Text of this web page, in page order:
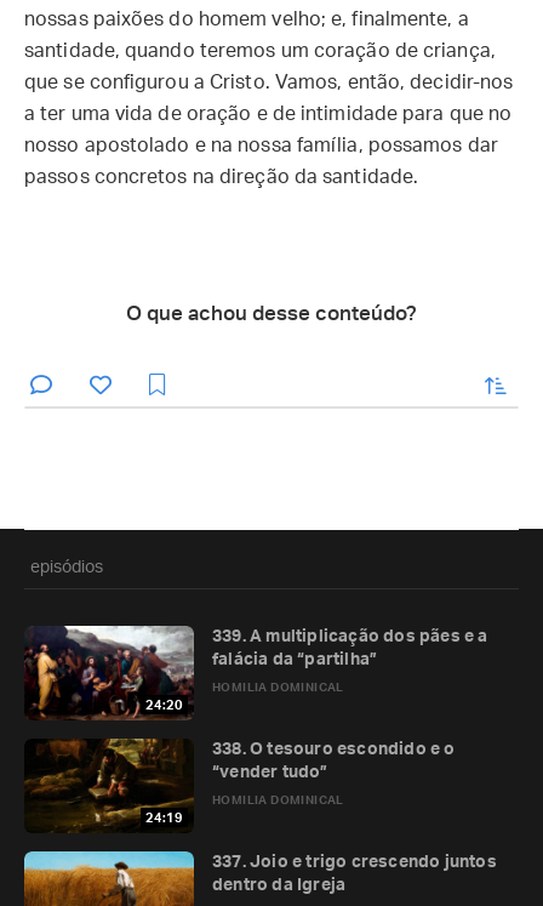
nossas paixões do homem velho; e, finalmente, a
santidade, quando teremos um coração de criança,
que se configurou a Cristo. Vamos, então, decidir-nos
a ter uma vida de oração e de intimidade para que no
nosso apostolado e na nossa família, possamos dar
passos concretos na direção da santidade.
O que achou desse conteúdo?
enviar
episódios
24:20
HOMILIA DOMINICAL
339. A multiplicação dos pães e a
falácia da “partilha”
24:19
HOMILIA DOMINICAL
338. O tesouro escondido e o
“vender tudo”
337. Joio e trigo crescendo juntos
dentro da Igreja